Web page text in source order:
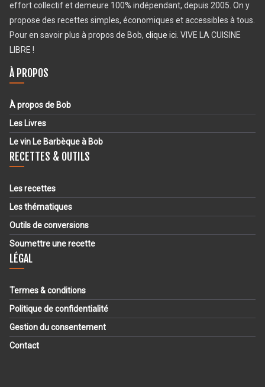
effort collectif et demeure 100% indépendant, depuis 2005. On y
propose des recettes simples, économiques et accessibles à tous.
Pour en savoir plus à propos de Bob, clique ici . VIVE LA CUISINE
LIBRE !
À PROPOS
À propos de Bob
Les Livres
Le vin Le Barbèque à Bob
RECETTES & OUTILS
Les recettes
Les thématiques
Outils de conversions
Soumettre une recette
LÉGAL
Termes & conditions
Politique de confidentialité
Gestion du consentement
Contact